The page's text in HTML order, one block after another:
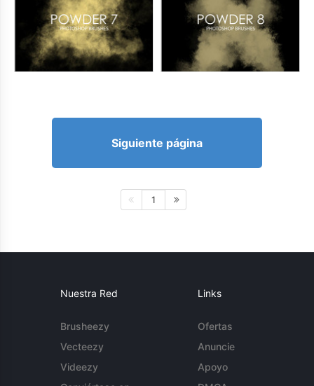
Siguiente página
1
Nuestra Red
Brusheezy
Vecteezy
Videezy
Links
Ofertas
Anuncie
Apoyo